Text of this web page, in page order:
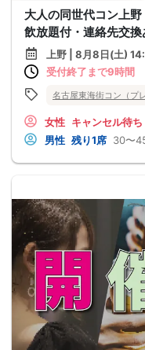
大人の同世代コン上
飲放題付・連絡先交
上野 | 8月8日(土)
受付終了まで9時間
名古屋東海街コン（プ
女性 キャンセル待ち
男性 残り1席 30〜